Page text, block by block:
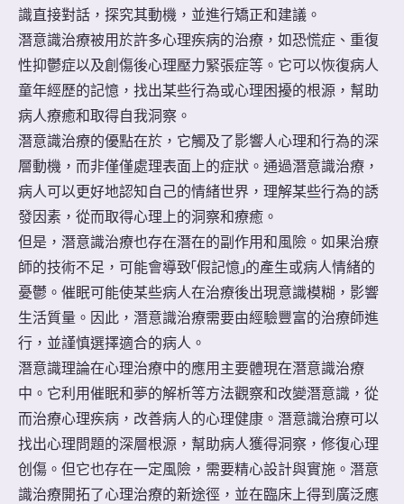
識直接對話，探究其動機，並進行矯正和建議。
潛意識治療被用於許多心理疾病的治療，如恐慌症、重復
性抑鬱症以及創傷後心理壓力緊張症等。它可以恢復病人
童年經歷的記憶，找出某些行為或心理困擾的根源，幫助
病人療癒和取得自我洞察。
潛意識治療的優點在於，它觸及了影響人心理和行為的深
層動機，而非僅僅處理表面上的症狀。通過潛意識治療，
病人可以更好地認知自己的情緒世界，理解某些行為的誘
發因素，從而取得心理上的洞察和療癒。
但是，潛意識治療也存在潛在的副作用和風險。如果治療
師的技術不足，可能會導致「假記憶」的產生或病人情緒的
憂鬱。催眠可能使某些病人在治療後出現意識模糊，影響
生活質量。因此，潛意識治療需要由經驗豐富的治療師進
行，並謹慎選擇適合的病人。
潛意識理論在心理治療中的應用主要體現在潛意識治療
中。它利用催眠和夢的解析等方法觀察和改變潛意識，從
而治療心理疾病，改善病人的心理健康。潛意識治療可以
找出心理問題的深層根源，幫助病人獲得洞察，修復心理
创傷。但它也存在一定風險，需要精心設計與實施。潛意
識治療開拓了心理治療的新途徑，並在臨床上得到廣泛應